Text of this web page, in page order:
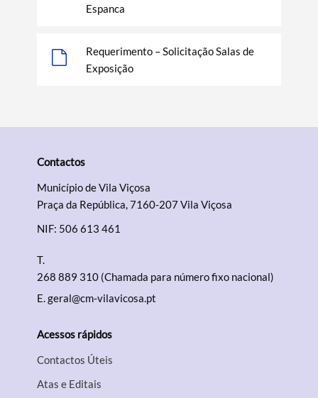
Categorias gerais
Filtros
Espanca
Requerimento – Solicitação Salas de
Exposição
Contactos
Município de Vila Viçosa
Praça da República, 7160-207 Vila Viçosa
NIF: 506 613 461
T.
268 889 310 (Chamada para número fixo nacional)
E.geral@cm-vilavicosa.pt
Acessos rápidos
Contactos Úteis
Atas e Editais